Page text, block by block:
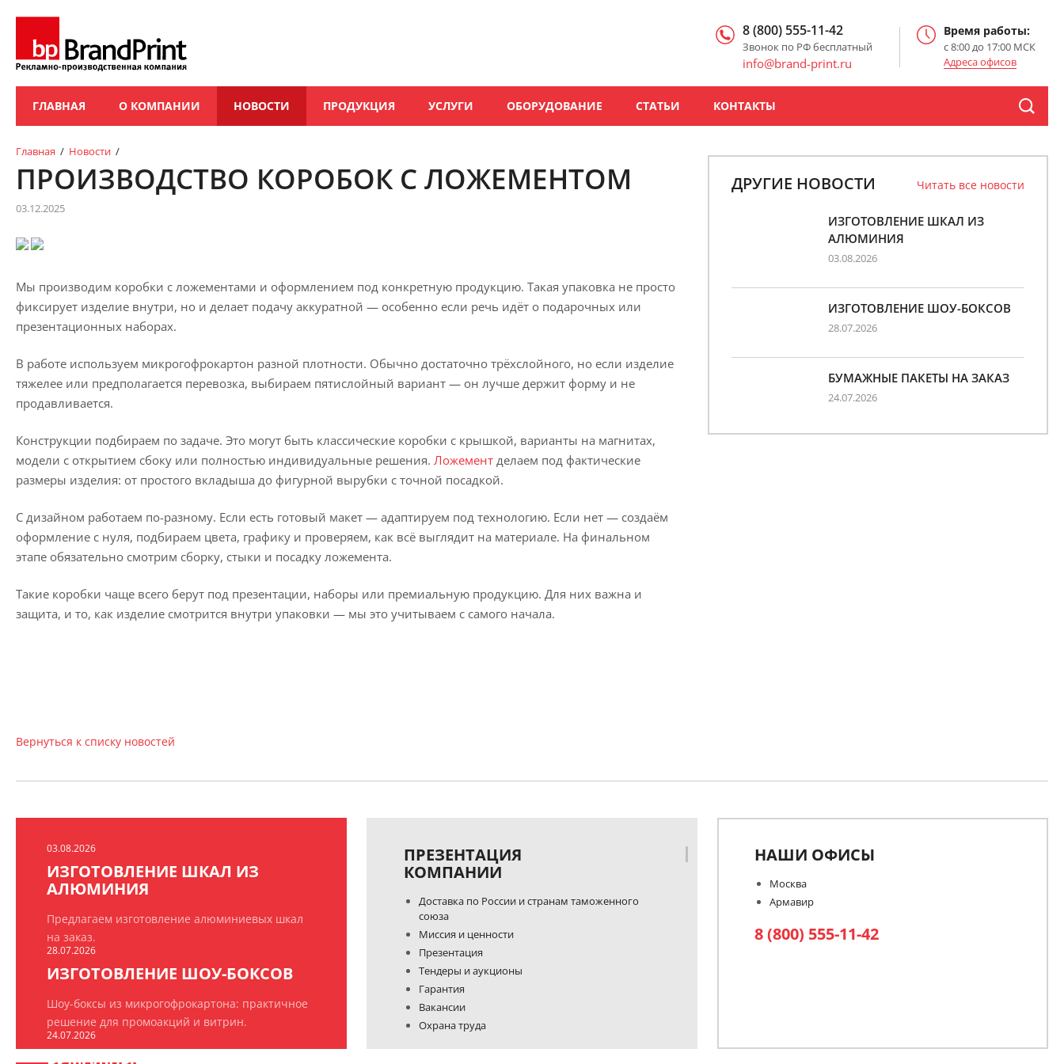
8 (800) 555-11-42
Звонок по РФ бесплатный
info@brand-print.ru
Время работы:
с 8:00 до 17:00 МСК
Адреса офисов
ГЛАВНАЯ О КОМПАНИИ НОВОСТИ ПРОДУКЦИЯ УСЛУГИ ОБОРУДОВАНИЕ СТАТЬИ КОНТАКТЫ
Главная / Новости /
ПРОИЗВОДСТВО КОРОБОК С ЛОЖЕМЕНТОМ
03.12.2025
Мы производим коробки с ложементами и оформлением под конкретную продукцию. Такая упаковка не просто
фиксирует изделие внутри, но и делает подачу аккуратной — особенно если речь идёт о подарочных или
презентационных наборах.
В работе используем микрогофрокартон разной плотности. Обычно достаточно трёхслойного, но если изделие
тяжелее или предполагается перевозка, выбираем пятислойный вариант — он лучше держит форму и не
продавливается.
Конструкции подбираем по задаче. Это могут быть классические коробки с крышкой, варианты на магнитах,
модели с открытием сбоку или полностью индивидуальные решения. Ложемент делаем под фактические
размеры изделия: от простого вкладыша до фигурной вырубки с точной посадкой.
С дизайном работаем по-разному. Если есть готовый макет — адаптируем под технологию. Если нет — создаём
оформление с нуля, подбираем цвета, графику и проверяем, как всё выглядит на материале. На финальном
этапе обязательно смотрим сборку, стыки и посадку ложемента.
Такие коробки чаще всего берут под презентации, наборы или премиальную продукцию. Для них важна и
защита, и то, как изделие смотрится внутри упаковки — мы это учитываем с самого начала.
Вернуться к списку новостей
ДРУГИЕ НОВОСТИ Читать все новости
ИЗГОТОВЛЕНИЕ ШКАЛ ИЗ
АЛЮМИНИЯ
03.08.2026
ИЗГОТОВЛЕНИЕ ШОУ-БОКСОВ
28.07.2026
БУМАЖНЫЕ ПАКЕТЫ НА ЗАКАЗ
24.07.2026
03.08.2026
ИЗГОТОВЛЕНИЕ ШКАЛ ИЗ
АЛЮМИНИЯ
Предлагаем изготовление алюминиевых шкал
на заказ.
28.07.2026
ИЗГОТОВЛЕНИЕ ШОУ-БОКСОВ
Шоу-боксы из микрогофрокартона: практичное
решение для промоакций и витрин.
24.07.2026
БУМАЖНЫЕ ПАКЕТЫ НА ЗАКАЗ
ПРЕЗЕНТАЦИЯ
КОМПАНИИ
Доставка по России и странам таможенного
союза
Миссия и ценности
Презентация
Тендеры и аукционы
Гарантия
Вакансии
Охрана труда
НАШИ ОФИСЫ
Москва
Армавир
8 (800) 555-11-42